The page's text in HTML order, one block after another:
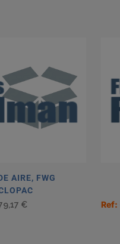
AIRE, FWG
€ Ref: